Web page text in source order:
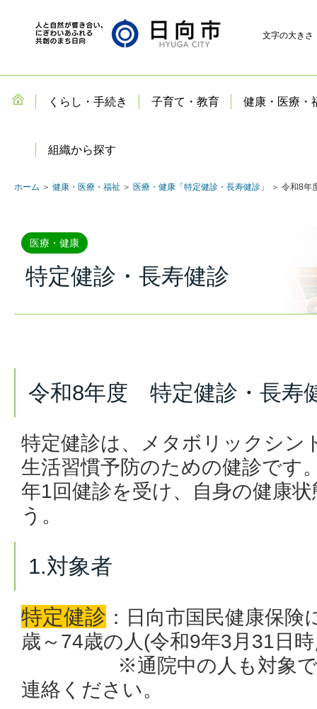
文字の大きさ
くらし・手続き 子育て・教育 健康・医療・
組織から探す
ホーム ＞ 健康・医療・福祉 ＞ 医療・健康「特定健診・長寿健診」 ＞ 令和8
医療・健康
特定健診・長寿健診
令和8年度 特定健診・長寿
特定健診は、メタボリックシン
生活習慣予防のための健診です
年1回健診を受け、自身の健康
う。
1.対象者
特定健診 ：日向市国民健康保
歳～74歳の人(令和9年3月31日
※通院中の人も対象です
連絡ください。